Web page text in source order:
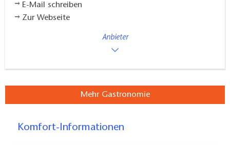
E-Mail schreiben
Zur Webseite
Anbieter
Mehr Gastronomie
Komfort-Informationen